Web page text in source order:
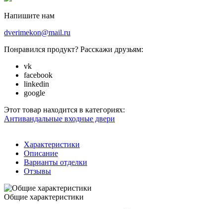
Напишите нам
dverimekon@mail.ru
Понравился продукт? Расскажи друзьям:
vk
facebook
linkedin
google
Этот товар находится в категориях:
Антивандальные входные двери
Характеристики
Описание
Варианты отделки
Отзывы
Общие характеристики